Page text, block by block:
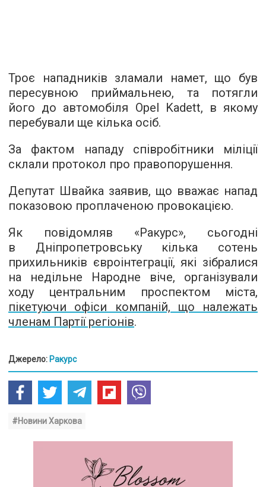
Троє нападників зламали намет, що був
пересувною приймальнею, та потягли
його до автомобіля Opel Kadett, в якому
перебували ще кілька осіб.
За фактом нападу співробітники міліції
склали протокол про правопорушення.
Депутат Швайка заявив, що вважає напад
показовою проплаченою провокацією.
Як повідомляв «Ракурс», сьогодні
в Дніпропетровську кілька сотень
прихильників євроінтеграції, які зібралися
на недільне Народне віче, організували
ходу центральним проспектом міста,
пікетуючи офіси компаній, що належать
членам Партії регіонів.
Джерело: Ракурс
#Новини Харкова